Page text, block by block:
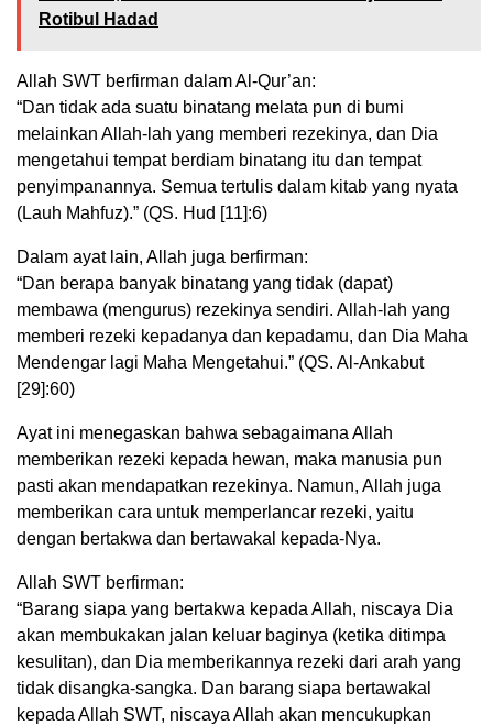
Rotibul Hadad
Allah SWT berfirman dalam Al-Qur’an:
“Dan tidak ada suatu binatang melata pun di bumi
melainkan Allah-lah yang memberi rezekinya, dan Dia
mengetahui tempat berdiam binatang itu dan tempat
penyimpanannya. Semua tertulis dalam kitab yang nyata
(Lauh Mahfuz).” (QS. Hud [11]:6)
Dalam ayat lain, Allah juga berfirman:
“Dan berapa banyak binatang yang tidak (dapat)
membawa (mengurus) rezekinya sendiri. Allah-lah yang
memberi rezeki kepadanya dan kepadamu, dan Dia Maha
Mendengar lagi Maha Mengetahui.” (QS. Al-Ankabut
[29]:60)
Ayat ini menegaskan bahwa sebagaimana Allah
memberikan rezeki kepada hewan, maka manusia pun
pasti akan mendapatkan rezekinya. Namun, Allah juga
memberikan cara untuk memperlancar rezeki, yaitu
dengan bertakwa dan bertawakal kepada-Nya.
Allah SWT berfirman:
“Barang siapa yang bertakwa kepada Allah, niscaya Dia
akan membukakan jalan keluar baginya (ketika ditimpa
kesulitan), dan Dia memberikannya rezeki dari arah yang
tidak disangka-sangka. Dan barang siapa bertawakal
kepada Allah SWT, niscaya Allah akan mencukupkan